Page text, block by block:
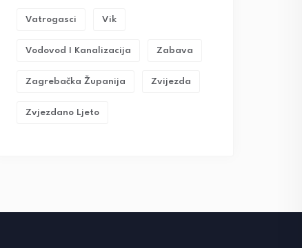
Vatrogasci Vik
Vodovod I Kanalizacija Zabava
Zagrebačka Županija Zvijezda
Zvjezdano Ljeto